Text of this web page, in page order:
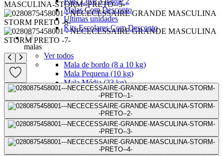
Malas Com Desconto
Últimas unidades
Kits Escolares Com Desconto
malas
Ver todos
Mala de bordo (8 a 10 kg)
Mala Pequena (10 kg)
Mala Média (23 kg)
Mala Grande (32 kg)
Conjunto de Malas
Bolsa de Viagem
ABS
Polipropileno
Policarbonato
Tecido
Para Levar à Bordo